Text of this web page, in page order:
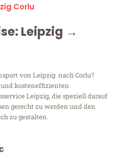
Corlu
Leipzig →
von Leipzig nach Corlu?
kosteneffizienten
Leipzig, die speziell darauf
gerecht zu werden und den
zu gestalten.